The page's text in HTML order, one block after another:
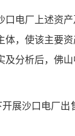
电厂上述资
，使该主要
分析后，佛
展沙口电厂